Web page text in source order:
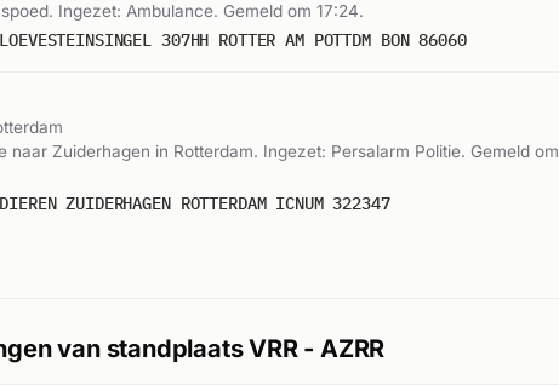
Ingezet: Ambulance. Gemeld om 17:24.
307HH ROTTER AM POTTDM BON 86060
naar Zuiderhagen in Rotterdam. Ingezet: Persalarm Politie. Gemeld om
ZUIDERHAGEN ROTTERDAM ICNUM 322347
van standplaats VRR - AZRR